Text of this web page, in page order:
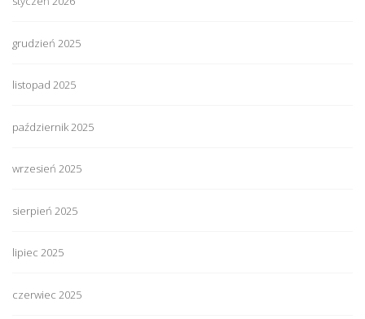
grudzień 2025
listopad 2025
październik 2025
wrzesień 2025
sierpień 2025
lipiec 2025
czerwiec 2025